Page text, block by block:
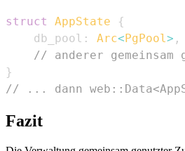
struct AppState
{
    db_pool
: Arc< PgPool> ,
// anderer gemeinsam
}
// ... dann
Fazit